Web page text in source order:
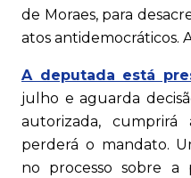
de Moraes, para
atos antidemocráticos.
A deputada está
julho e aguarda
autorizada,
perderá o mandato.
no processo sobre a